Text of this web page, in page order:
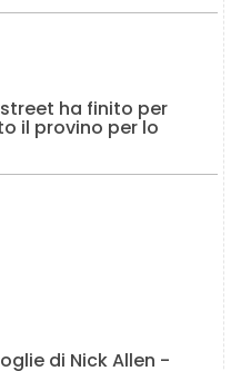
ha finito per
il provino per lo
di Nick Allen -